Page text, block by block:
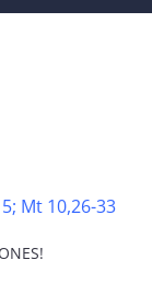
Mt 10,26-33